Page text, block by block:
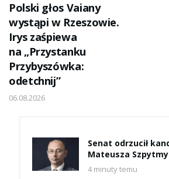
Polski głos Vaiany
wystąpi w Rzeszowie.
Irys zaśpiewa
na „Przystanku
Przybyszówka:
odetchnij”
06.08.2026
Senat odrzucił
Mateusza
4 minuty temu